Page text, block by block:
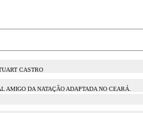
CASTRO
AMIGO DA NATAÇÃO ADAPTADA NO CEARÁ.